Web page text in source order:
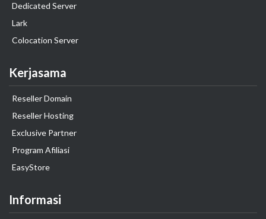
Dedicated Server
Lark
Colocation Server
Kerjasama
Reseller Domain
Reseller Hosting
Exclusive Partner
Program Afiliasi
EasyStore
Informasi